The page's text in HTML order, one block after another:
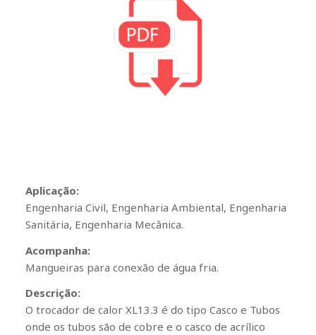
Aplicação:
Engenharia Civil, Engenharia Ambiental, Engenharia
Sanitária, Engenharia Mecânica.
Acompanha:
Mangueiras para conexão de água fria.
Descrição:
O trocador de calor XL13.3 é do tipo Casco e Tubos
onde os tubos são de cobre e o casco de acrílico